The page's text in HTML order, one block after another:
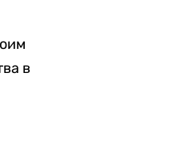
в